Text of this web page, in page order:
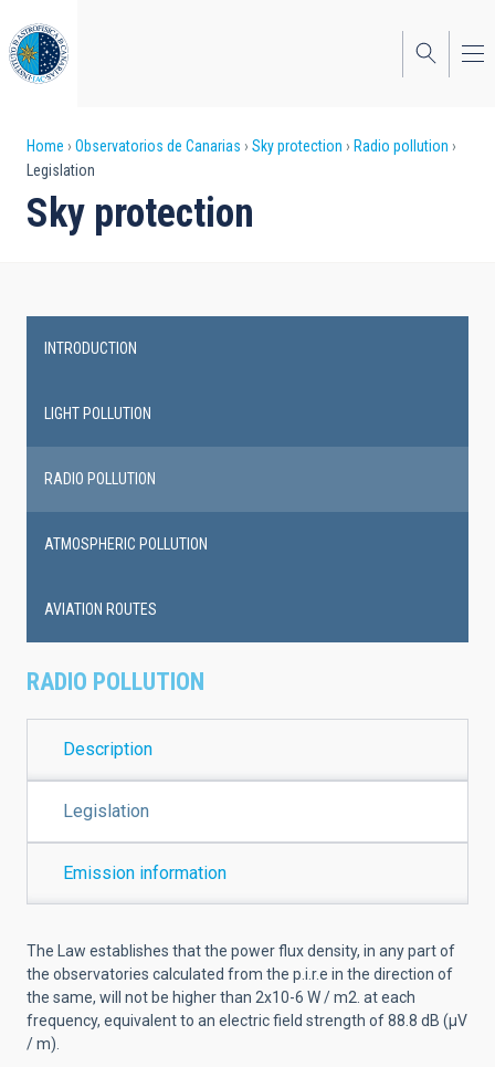
to
main
content
Breadcrumb
Home Observatorios de Canarias Sky protection
Radio pollution
Legislation
Sky protection
RADIO POLLUTION
Description
Legislation
Emission information
The Law establishes that the power flux density, in any part of
the observatories calculated from the p.i.r.e in the direction of
the same, will not be higher than 2x10-6 W / m2. at each
frequency, equivalent to an electric field strength of 88.8 dB (μV
/ m).
navigation
INTRODUCTION
LIGHT POLLUTION
RADIO POLLUTION
ATMOSPHERIC POLLUTION
AVIATION ROUTES